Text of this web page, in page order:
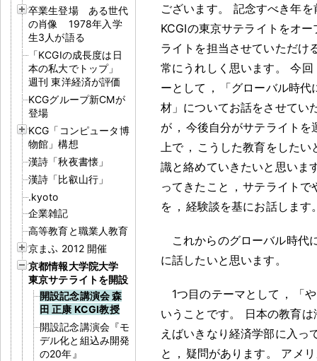
卒業生登場 ある世代
の肖像 1978年入学
生3人が語る
「KCGIの成長度は日
本の私大でトップ」
週刊 東洋経済が評価
KCGグループ新CMが
登場
KCG「コンピュータ博
物館」構想
漢詩「秋夜書懐」
漢詩「比叡山行」
.kyoto
企業雑記
高等教育と職業人教育
京まふ 2012 開催
京都情報大学院大学
東京サテライトを開設
開設記念講演会 森
田 正康 KCGI教授
開設記念講演会『モ
デル化と組込み開発
の20年』
ございます。
記念すべき年を
KCGIの東京サテライトをオー
ライトを担当させていただけ
常にうれしく思います 。
今回
ーとして ，
「グローバル時
材」についてお話をさせてい
が ， 今後自分がサテライトを
上で ， こうした教育をしたい
識と絡めていきたいと思いま
ってきたこと ， サテライトで
を ， 経験談を基にお話します
これからのグローバル時代
に話したいと思います 。
1つ目のテーマとして ，
「
いうことです。
日本の教育
えばいきなり経済学部に入っ
と ， 疑問があります 。
アメ